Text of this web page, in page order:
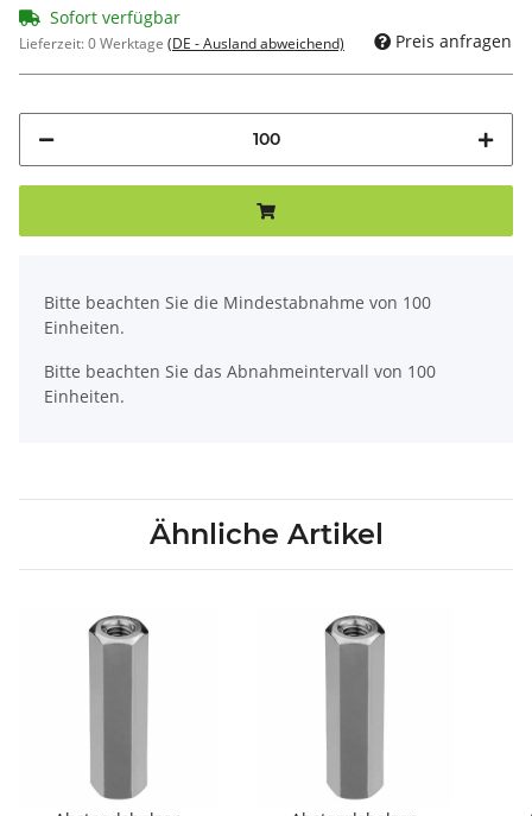
Sofort verfügbar
Lieferzeit:0 Werktage (DE - Ausland abweichend) Preis anfragen
Bitte beachten Sie die Mindestabnahme von 100
Einheiten.
Bitte beachten Sie das Abnahmeintervall von 100
Einheiten.
Ähnliche Artikel